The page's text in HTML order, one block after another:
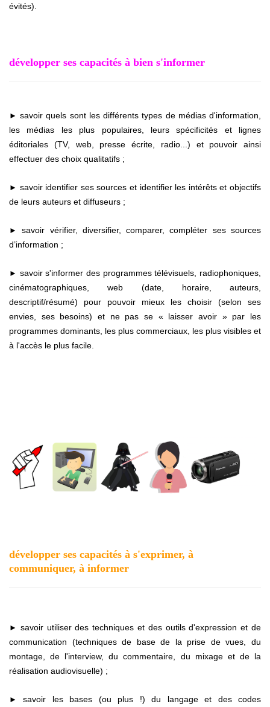
évités).
développer ses capacités à bien s'informer
► savoir quels sont les différents types de médias d'information,
les médias les plus populaires, leurs spécificités et lignes
éditoriales (TV, web, presse écrite, radio...) et pouvoir ainsi
effectuer des choix qualitatifs ;
► savoir identifier ses sources et identifier les intérêts et objectifs
de leurs auteurs et diffuseurs ;
►
savoir vérifier, diversifier, comparer, compléter ses sources
d’information ;
► savoir s'informer des programmes télévisuels, radiophoniques,
cinématographiques, web (date, horaire, auteurs,
descriptif/résumé) pour pouvoir mieux les choisir (selon ses
envies, ses besoins) et ne pas se « laisser avoir » par les
programmes dominants, les plus commerciaux, les plus visibles et
à l'accès le plus facile.
développer ses capacités à s'exprimer, à
communiquer, à informer
► savoir utiliser des techniques et des outils d'expression et de
communication (techniques de base de la prise de vues, du
montage, de l'interview, du commentaire, du mixage et de la
réalisation audiovisuelle) ;
►
savoir les bases (ou plus !) du langage et des codes